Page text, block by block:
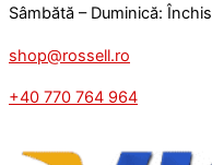
Sâmbătă – Duminică: Închis
shop@rossell.ro
+40 770 764 964